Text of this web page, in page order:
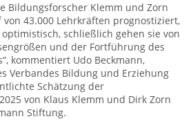
Bildungsforscher Klemm und Zorn
43.000 Lehrkräften prognostiziert,
schließlich gehen sie von
und der Fortführung des
kommentiert Udo Beckmann,
Verbandes Bildung und Erziehung
Schätzung der
von Klaus Klemm und Dirk Zorn
Stiftung.